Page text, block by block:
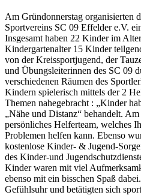
Am Gründonnerstag organisierten
Sportvereins SC 09 Effelder e.V.
Insgesamt haben 22 Kinder im
Kindergartenalter 15 Kinder
von der Kreissportjugend, der
und Übungsleiterinnen des SC 09
verschiedenen Räumen des
Kindern spielerisch mittels der 2
Themen nahegebracht : „Kinder
„Nähe und Distanz“ behandelt.
persönliches Helferteam, welches
Problemen helfen kann. Ebenso
kostenlose Kinder- & Jugend-
des Kinder-und
Kinder waren mit viel
ebenso mit ein bisschen Spaß
Gefühlsuhr und betätigten sich